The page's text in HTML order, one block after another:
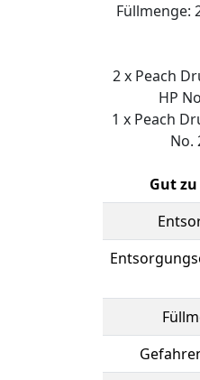
Füllmenge:
2 x Peach
HP
1 x Peach
No.
Gut